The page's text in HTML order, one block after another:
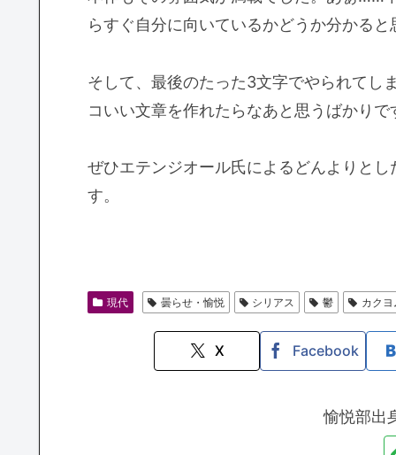
らすぐ自分に向いているかどうか分かると
そして、最後のたった3文字でやられてし
コいい文章を作れたらなあと思うばかりで
ぜひエテンジオール氏によるどんよりと
す。
現代 曇らせ・愉悦 シリアス 鬱 カクヨ
X Facebook
愉悦部出